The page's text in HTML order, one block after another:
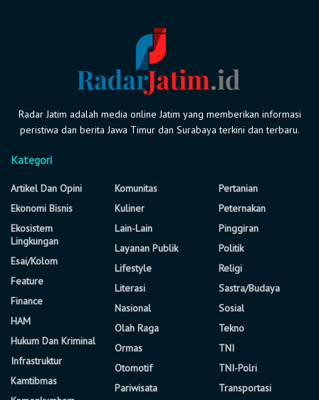
Radar Jatim adalah media online Jatim yang memberikan informasi
peristiwa dan berita Jawa Timur dan Surabaya terkini dan terbaru.
Kategori
Artikel Dan Opini
Ekonomi Bisnis
Ekosistem
Lingkungan
Esai/Kolom
Feature
Finance
HAM
Hukum Dan Kriminal
Infrastruktur
Kamtibmas
Komunitas
Kuliner
Lain-Lain
Layanan Publik
Lifestyle
Literasi
Nasional
Olah Raga
Ormas
Otomotif
Pariwisata
Pertanian
Peternakan
Pinggiran
Politik
Religi
Sastra/Budaya
Sosial
Tekno
TNI
TNI-Polri
Transportasi